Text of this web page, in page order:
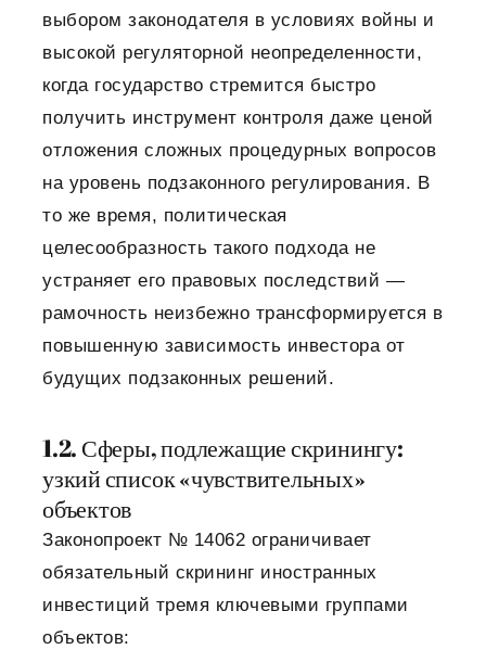
выбором законодателя в условиях войны и
высокой регуляторной неопределенности,
когда государство стремится быстро
получить инструмент контроля даже ценой
отложения сложных процедурных вопросов
на уровень подзаконного регулирования. В
то же время, политическая
целесообразность такого подхода не
устраняет его правовых последствий —
рамочность неизбежно трансформируется в
повышенную зависимость инвестора от
будущих подзаконных решений.
1.2. Сферы, подлежащие скринингу:
узкий список «чувствительных»
объектов
Законопроект № 14062 ограничивает
обязательный скрининг иностранных
инвестиций тремя ключевыми группами
объектов: